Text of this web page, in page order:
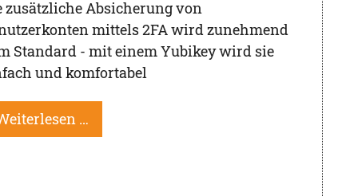
zusätzliche Absicherung von
mittels 2FA wird zunehmend
Standard - mit einem Yubikey wird sie
und komfortabel
…